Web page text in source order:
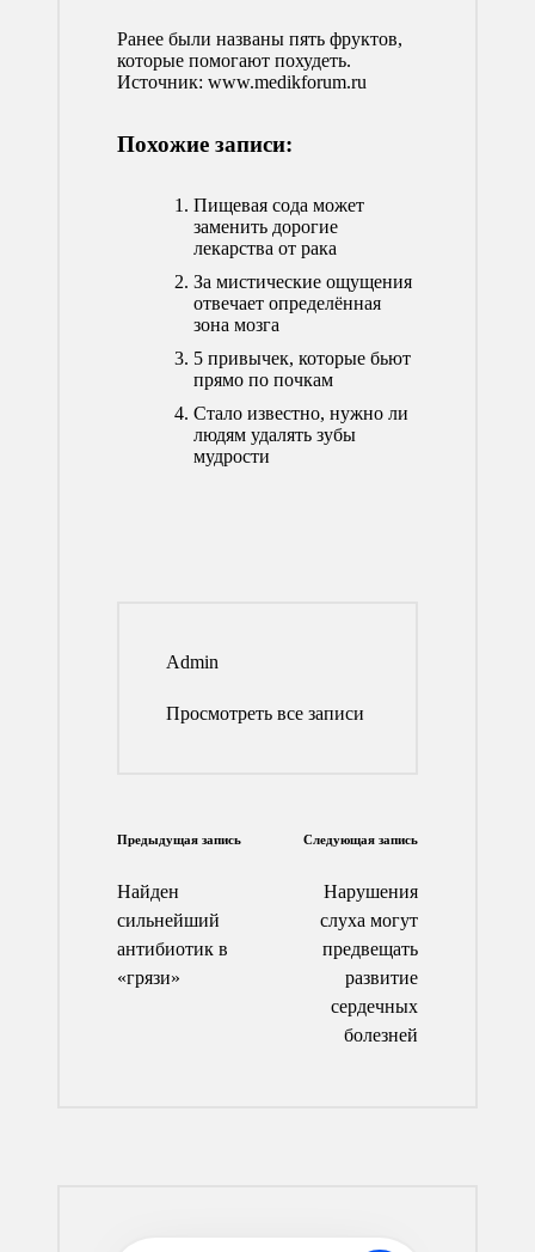
Ранее были названы пять фруктов,
которые помогают похудеть.
Источник: www.medikforum.ru
Похожие записи:
Пищевая сода может
заменить дорогие
лекарства от рака
За мистические ощущения
отвечает определённая
зона мозга
5 привычек, которые бьют
прямо по почкам
Стало известно, нужно ли
людям удалять зубы
мудрости
Admin
Просмотреть все записи
Навигация
по
записям
Предыдущая запись
Найден
сильнейший
антибиотик в
«грязи»
Следующая запись
Нарушения
слуха могут
предвещать
развитие
сердечных
болезней